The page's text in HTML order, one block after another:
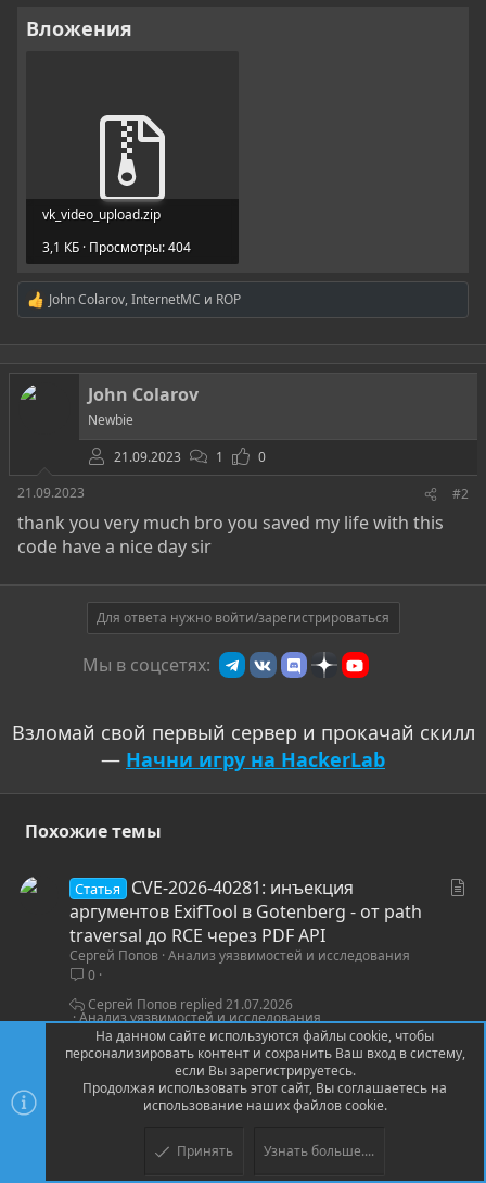
Вложения
vk_video_upload.zip
3,1 КБ · Просмотры: 404
Р
е
а
ц
и
John Colarov,InternetMC и ROP
John Colarov
Newbie
21.09.2023
1
0
21.09.2023
#2
thank you very much bro you saved my life with this
code have a nice day sir
Для ответа нужно войти/зарегистрироваться
Мы в соцсетях:
Взломай свой первый сервер и прокачай скилл
— Начни игру на HackerLab
Похожие темы
Статья
CVE-2026-40281: инъекция
аргументов ExifTool в Gotenberg - от path
traversal до RCE через PDF API
Сергей Попов Анализ уязвимостей и исследования
0
Анализ уязвимостей и исследования
21.07.2026
Сергей Попов
CVE-2026-7411: Path Traversal -> RCE
в Eclipse BaSyx - пентест промышленных API
Сергей Попов Арсенал специалиста по ИБ
Сергей Попов
На данном сайте используются файлы cookie, чтобы
персонализировать контент и сохранить Ваш вход в систему,
если Вы зарегистрируетесь.
Продолжая использовать этот сайт, Вы соглашаетесь на
использование наших файлов cookie.
Принять Узнать больше....